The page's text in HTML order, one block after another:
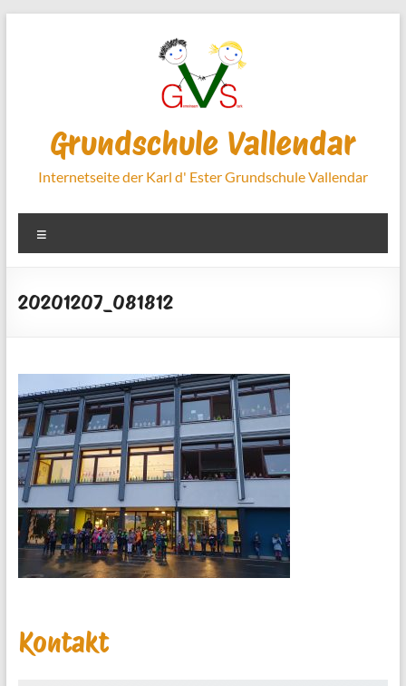
Grundschule Vallendar
Internetseite der Karl d' Ester Grundschule Vallendar
20201207_081812
Kontakt